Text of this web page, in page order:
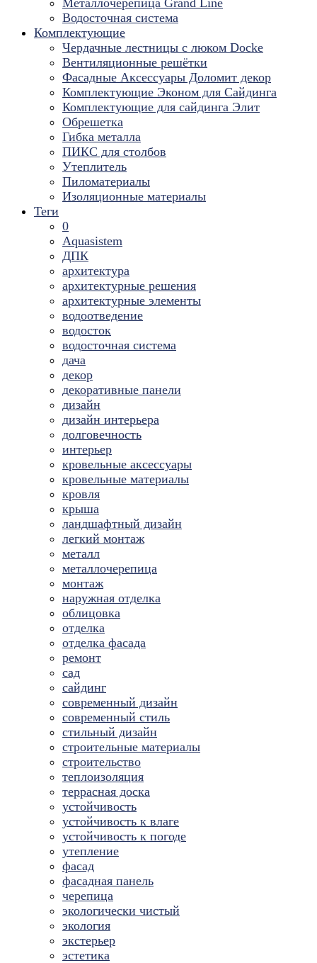
Металлочерепица Grand Line
Водосточная система
Комплектующие
Чердачные лестницы с люком Docke
Вентиляционные решётки
Фасадные Аксессуары Доломит декор
Комплектующие Эконом для Сайдинга
Комплектующие для cайдинга Элит
Обрешетка
Гибка металла
ПИКС для столбов
Утеплитель
Пиломатериалы
Изоляционные материалы
Теги
0
Aquasistem
ДПК
архитектура
архитектурные решения
архитектурные элементы
водоотведение
водосток
водосточная система
дача
декор
декоративные панели
дизайн
дизайн интерьера
долговечность
интерьер
кровельные аксессуары
кровельные материалы
кровля
крыша
ландшафтный дизайн
легкий монтаж
металл
металлочерепица
монтаж
наружная отделка
облицовка
отделка
отделка фасада
ремонт
сад
сайдинг
современный дизайн
современный стиль
стильный дизайн
строительные материалы
строительство
теплоизоляция
террасная доска
устойчивость
устойчивость к влаге
устойчивость к погоде
утепление
фасад
фасадная панель
черепица
экологически чистый
экология
экстерьер
эстетика